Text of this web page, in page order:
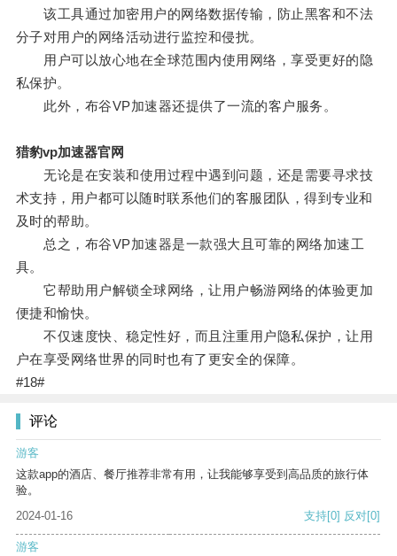
该工具通过加密用户的网络数据传输，防止黑客和不法
分子对用户的网络活动进行监控和侵扰。
用户可以放心地在全球范围内使用网络，享受更好的隐
私保护。
此外，布谷VP加速器还提供了一流的客户服务。
猎豹vp加速器官网
无论是在安装和使用过程中遇到问题，还是需要寻求技
术支持，用户都可以随时联系他们的客服团队，得到专业和
及时的帮助。
总之，布谷VP加速器是一款强大且可靠的网络加速工
具。
它帮助用户解锁全球网络，让用户畅游网络的体验更加
便捷和愉快。
不仅速度快、稳定性好，而且注重用户隐私保护，让用
户在享受网络世界的同时也有了更安全的保障。
#18#
评论
游客
这款app的酒店、餐厅推荐非常有用，让我能够享受到高品质的旅行体
验。
2024-01-16
支持[0] 反对[0]
游客